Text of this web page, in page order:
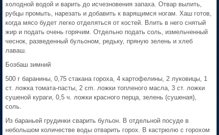
холодной водой и варить до исчезновения запаха. Отвар вылить,
рубцы промыть, нарезать и добавить к варящимся ногам. Хаш готов,
когда мясо будет легко отделяться от костей. Влить в него снятый
жир и подать очень горячим. Отдельно подать соль, измельченный
чеснок, разведенный бульоном, редьку, пряную зелень и хлеб
лаваш.
Бозбаш зимний
500 г баранины, 0,75 стакана гороха, 4 картофелины, 2 луковицы, 1
cт. ложка томата-пасты, 2 cm. ложки топленого масла, 3 cт. ложки
сушеной кураги, 0,5 ч. ложки красного перца, зелень (сушеная),
соль.
Из бараньей грудинки сварить бульон. В отдельной посуде в
небольшом количестве воды отварить горох. В кастрюлю с горохом